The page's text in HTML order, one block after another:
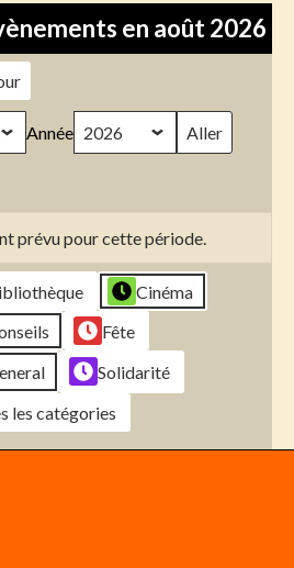
en août 2026
Année
prévu pour cette période.
Cinéma
Fête
Solidarité
les catégories